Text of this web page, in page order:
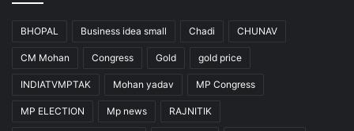
BHOPAL Business idea small Chadi CHUNAV
CM Mohan Congress Gold gold price
INDIATVMPTAK Mohan yadav MP Congress
MP ELECTION Mp news RAJNITIK